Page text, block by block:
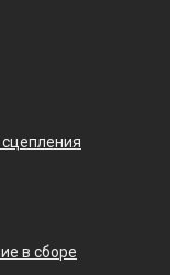
в сборе